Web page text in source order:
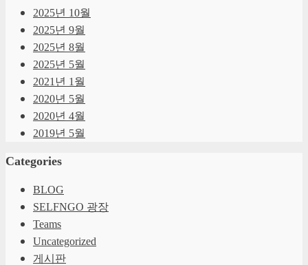
2025년 10월
2025년 9월
2025년 8월
2025년 5월
2021년 1월
2020년 5월
2020년 4월
2019년 5월
Categories
BLOG
SELFNGO 광장
Teams
Uncategorized
게시판